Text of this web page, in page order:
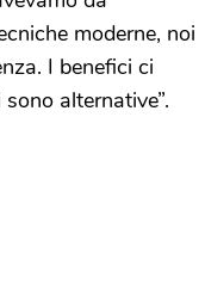
moderne, noi
I benefici ci
alternative”.